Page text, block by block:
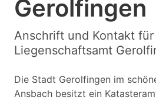
Gerolfingen
Anschrift und Kontakt für
Liegenschaftsamt
Die Stadt Gerolfingen im
Ansbach besitzt ein